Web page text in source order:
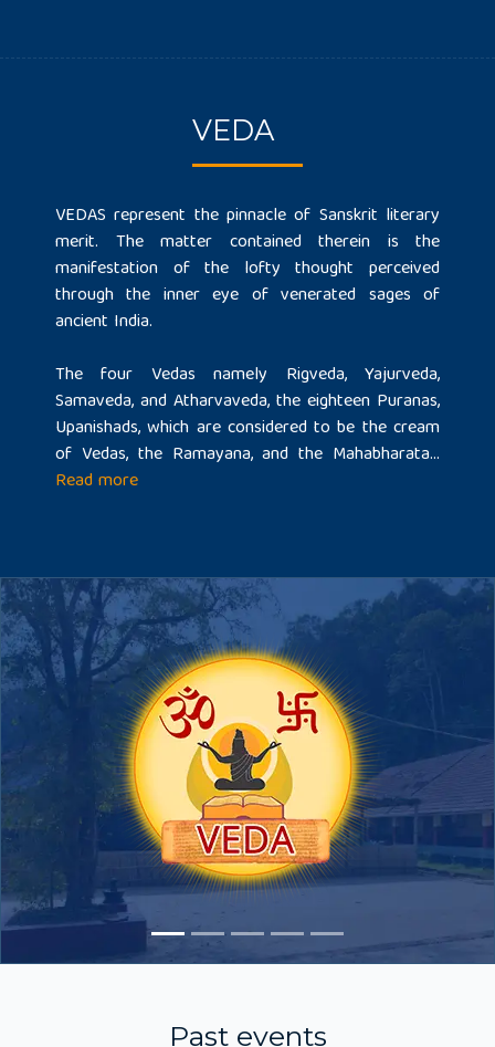
VEDA
VEDAS represent the pinnacle of Sanskrit literary
merit. The matter contained therein is the
manifestation of the lofty thought perceived
through the inner eye of venerated sages of
ancient India.
The four Vedas namely Rigveda, Yajurveda,
Samaveda, and Atharvaveda, the eighteen Puranas,
Upanishads, which are considered to be the cream
of Vedas, the Ramayana, and the Mahabharata...
Read more
Past events